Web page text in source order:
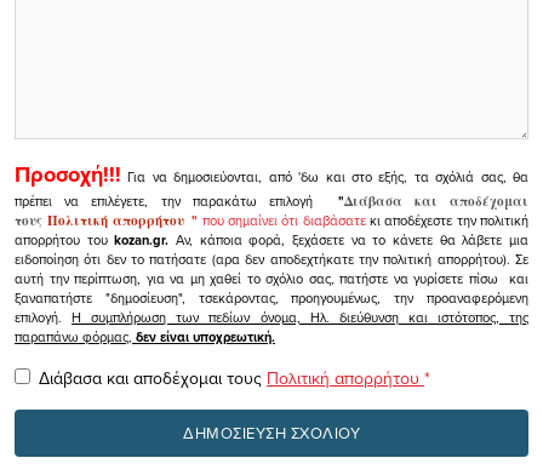
Προσοχή!!! Για να δημοσιεύονται, από 'δω και στο εξής, τα σχόλιά σας, θα
πρέπει να επιλέγετε, την παρακάτω επιλογή
"Διάβασα και αποδέχομαι
τουςΠολιτική απορρήτου" που σημαίνει ότι διαβάσατεκι αποδέχεστε την πολιτική
απορρήτου τουkozan.gr. Αν, κάποια φορά, ξεχάσετε να το κάνετε θα λάβετε μια
ειδοποίηση ότι δεν το πατήσατε (αρα δεν αποδεχτήκατε την πολιτική απορρήτου). Σε
αυτή την περίπτωση, για να μη χαθεί το σχόλιο σας, πατήστε να γυρίσετε πίσω και
ξαναπατήστε "δημοσίευση", τσεκάροντας, προηγουμένως, την προαναφερόμενη
επιλογή.Η συμπλήρωση των πεδίων όνομα, Ηλ. διεύθυνση και ιστότοπος, της
παραπάνω φόρμας, δεν είναι υποχρεωτική.
Διάβασα και αποδέχομαι τους Πολιτική απορρήτου *